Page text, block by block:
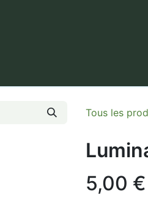
Tous les
5,00 €